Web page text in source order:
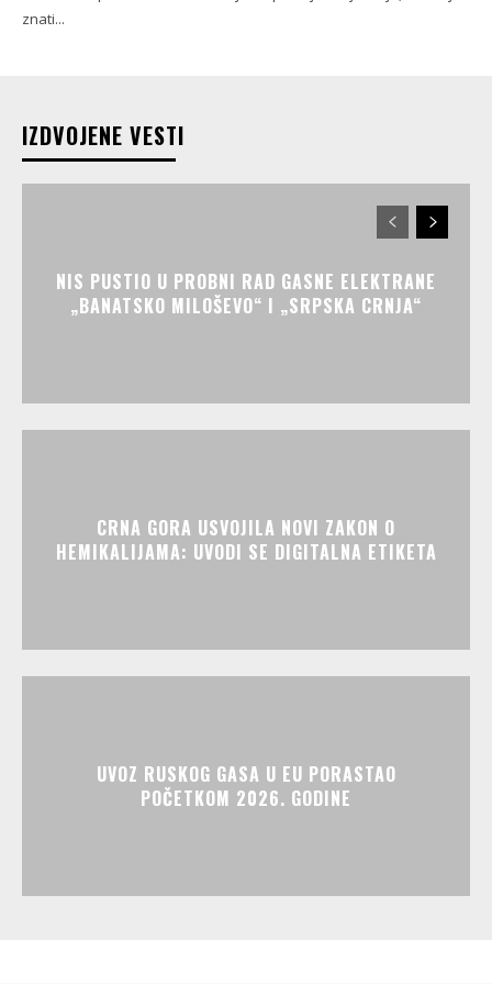
znati...
IZDVOJENE VESTI
NIS PUSTIO U PROBNI RAD GASNE ELEKTRANE
„BANATSKO MILOŠEVO“ I „SRPSKA CRNJA“
CRNA GORA USVOJILA NOVI ZAKON O
HEMIKALIJAMA: UVODI SE DIGITALNA ETIKETA
UVOZ RUSKOG GASA U EU PORASTAO
POČETKOM 2026. GODINE